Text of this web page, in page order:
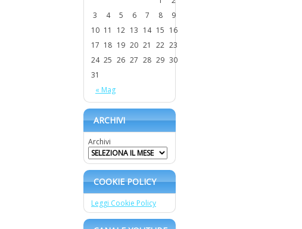
« Mag
3
4 5 6 7 8
9
10 11 12 13 14 15 16
17 18 19 20 21 22 23
24 25 26 27 28 29 30
31
ARCHIVI
Archivi
COOKIE POLICY
Leggi Cookie Policy